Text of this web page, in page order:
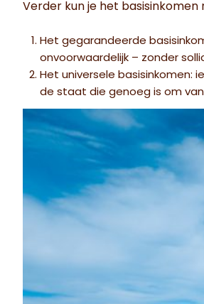
Verder kun je het
Het gegarandeerde
onvoorwaardelijk – zonder
Het universele basisinkomen:
de staat die genoeg is om